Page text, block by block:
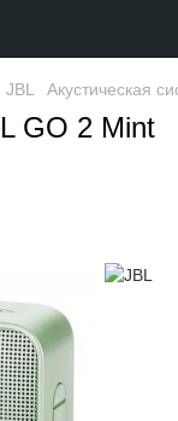
JBL Акустическая
GO 2 Mint